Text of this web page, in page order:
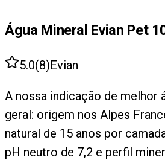
Água Mineral Evian Pet
5.0(8)Evian
A nossa indicação de melhor
geral: origem nos Alpes
natural de 15 anos por
pH neutro de 7,2 e perfil